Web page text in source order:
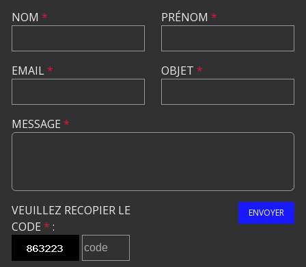
NOM *
EMAIL*
PRÉNOM *
OBJET *
MESSAGE *
VEUILLEZ RECOPIER LE
CODE * :
ENVOYER